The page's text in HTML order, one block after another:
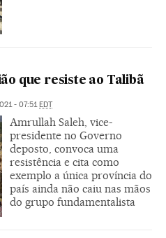
que resiste ao Talibã
- 07:51EDT
Amrullah Saleh, vice-
presidente no Governo
deposto, convoca uma
resistência e cita como
exemplo a única província do
país ainda não caiu nas mãos
do grupo fundamentalista